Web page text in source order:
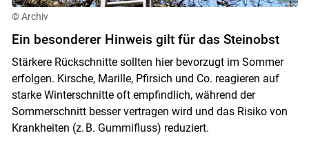
© Archiv
Ein besonderer Hinweis gilt für das Steinobst
Stärkere Rückschnitte sollten hier bevorzugt im Sommer
erfolgen. Kirsche, Marille, Pfirsich und Co. reagieren auf
starke Winterschnitte oft empfindlich, während der
Sommerschnitt besser vertragen wird und das Risiko von
Krankheiten (z. B. Gummifluss) reduziert.